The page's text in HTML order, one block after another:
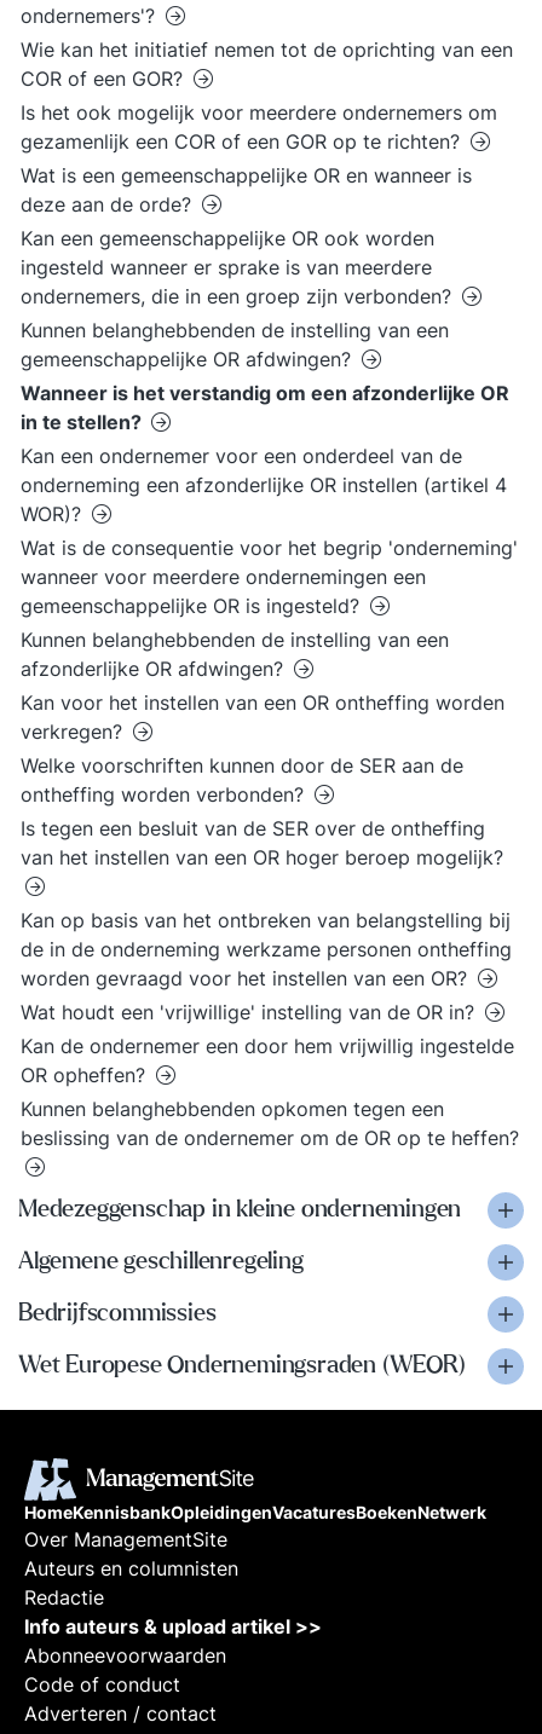
ondernemers'?
Wie kan het initiatief nemen tot de oprichting van een
COR of een GOR?
Is het ook mogelijk voor meerdere ondernemers om
gezamenlijk een COR of een GOR op te richten?
Wat is een gemeenschappelijke OR en wanneer is
deze aan de orde?
Kan een gemeenschappelijke OR ook worden
ingesteld wanneer er sprake is van meerdere
ondernemers, die in een groep zijn verbonden?
Kunnen belanghebbenden de instelling van een
gemeenschappelijke OR afdwingen?
Wanneer is het verstandig om een afzonderlijke OR
in te stellen?
Kan een ondernemer voor een onderdeel van de
onderneming een afzonderlijke OR instellen (artikel 4
WOR)?
Wat is de consequentie voor het begrip 'onderneming'
wanneer voor meerdere ondernemingen een
gemeenschappelijke OR is ingesteld?
Kunnen belanghebbenden de instelling van een
afzonderlijke OR afdwingen?
Kan voor het instellen van een OR ontheffing worden
verkregen?
Welke voorschriften kunnen door de SER aan de
ontheffing worden verbonden?
Is tegen een besluit van de SER over de ontheffing
van het instellen van een OR hoger beroep mogelijk?
Kan op basis van het ontbreken van belangstelling bij
de in de onderneming werkzame personen ontheffing
worden gevraagd voor het instellen van een OR?
Wat houdt een 'vrijwillige' instelling van de OR in?
Kan de ondernemer een door hem vrijwillig ingestelde
OR opheffen?
Kunnen belanghebbenden opkomen tegen een
beslissing van de ondernemer om de OR op te heffen?
Medezeggenschap in kleine ondernemingen
Algemene geschillenregeling
Bedrijfscommissies
Wet Europese Ondernemingsraden (WEOR)
HomeKennisbankOpleidingenVacaturesBoekenNetwerk
Over ManagementSite
Auteurs en columnisten
Redactie
Info auteurs & upload artikel >>
Abonneevoorwaarden
Code of conduct
Adverteren / contact